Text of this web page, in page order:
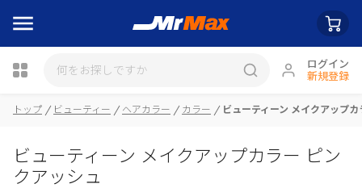
ログイン
新規登録
トップ ビューティー ヘアカラー カラー ビューティーン メイクアップ
ビューティーン メイクアップカラー ピン
クアッシュ